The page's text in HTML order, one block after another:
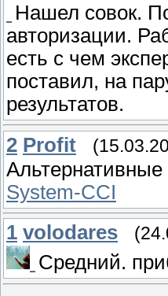
Нашел совок.
авторизации.
есть с чем
поставил, на
результатов.
2 Profit
System-CCI
1 volodares
Средний.